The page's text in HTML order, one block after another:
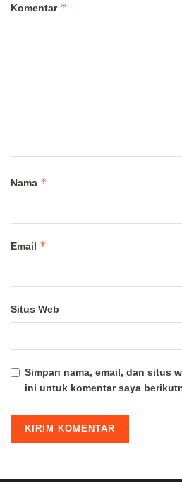
Komentar *
Nama *
Email *
Situs Web
Simpan nama, email, dan situs
ini untuk komentar saya